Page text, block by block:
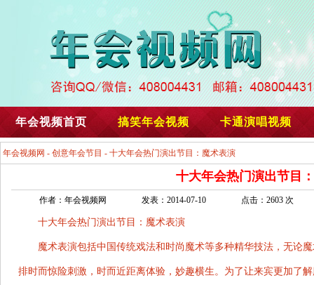
年会视频首页 搞笑年会视频 卡通演唱视频
年会视频网 - 创意年会节目 - 十大年会热门演出节目：魔术表演
十大年会热门演出节目
作者：年会视频网 发表：2014-07-10 点击：2603 次
十大年会热门演出节目：魔术表演
魔术表演包括中国传统戏法和时尚魔术等多种精华技法，无论
排时而惊险刺激，时而近距离体验，妙趣横生。为了让来宾更加了